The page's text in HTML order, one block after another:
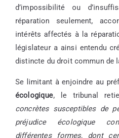
d’impossibilité ou
réparation seulement,
intérêts affectés à la
législateur a ainsi entendu
distincte du droit commun de
Se limitant à enjoindre au
écologique, le tribunal
concrètes susceptibles de
préjudice écologique
différentes formes, dont